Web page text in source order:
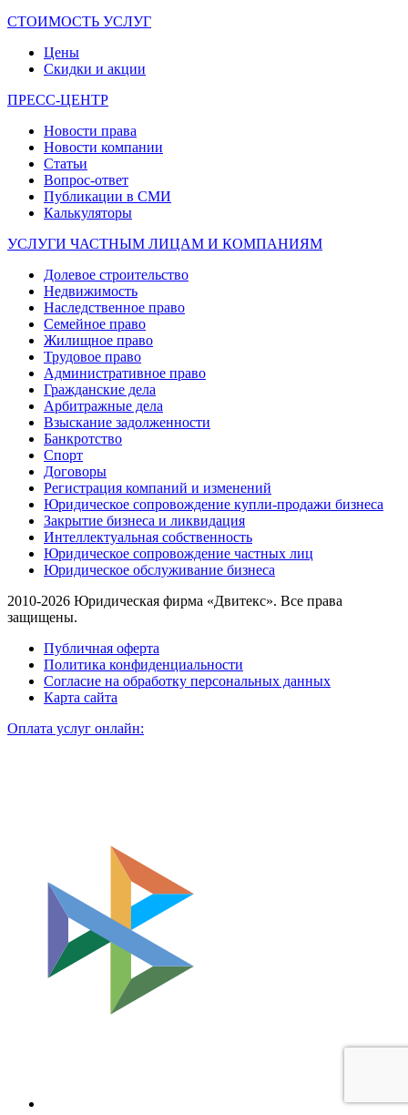
СТОИМОСТЬ УСЛУГ
Цены
Скидки и акции
ПРЕСС-ЦЕНТР
Новости права
Новости компании
Статьи
Вопрос-ответ
Публикации в СМИ
Калькуляторы
УСЛУГИ ЧАСТНЫМ ЛИЦАМ И КОМПАНИЯМ
Долевое строительство
Недвижимость
Наследственное право
Семейное право
Жилищное право
Трудовое право
Административное право
Гражданские дела
Арбитражные дела
Взыскание задолженности
Банкротство
Спорт
Договоры
Регистрация компаний и изменений
Юридическое сопровождение купли-продажи бизнеса
Закрытие бизнеса и ликвидация
Интеллектуальная собственность
Юридическое сопровождение частных лиц
Юридическое обслуживание бизнеса
2010-2026 Юридическая фирма «Двитекс». Все права
защищены.
Публичная оферта
Политика конфиденциальности
Согласие на обработку персональных данных
Карта сайта
Оплата услуг онлайн: